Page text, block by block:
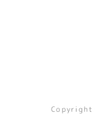
Copyright